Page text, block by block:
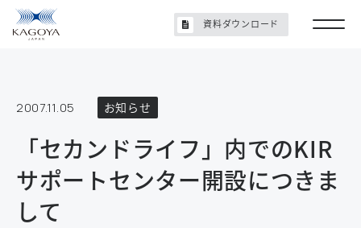
2007.11.05 お知らせ
「セカンドライフ」内でのKIR
サポートセンター開設につきま
して
資料ダウンロード